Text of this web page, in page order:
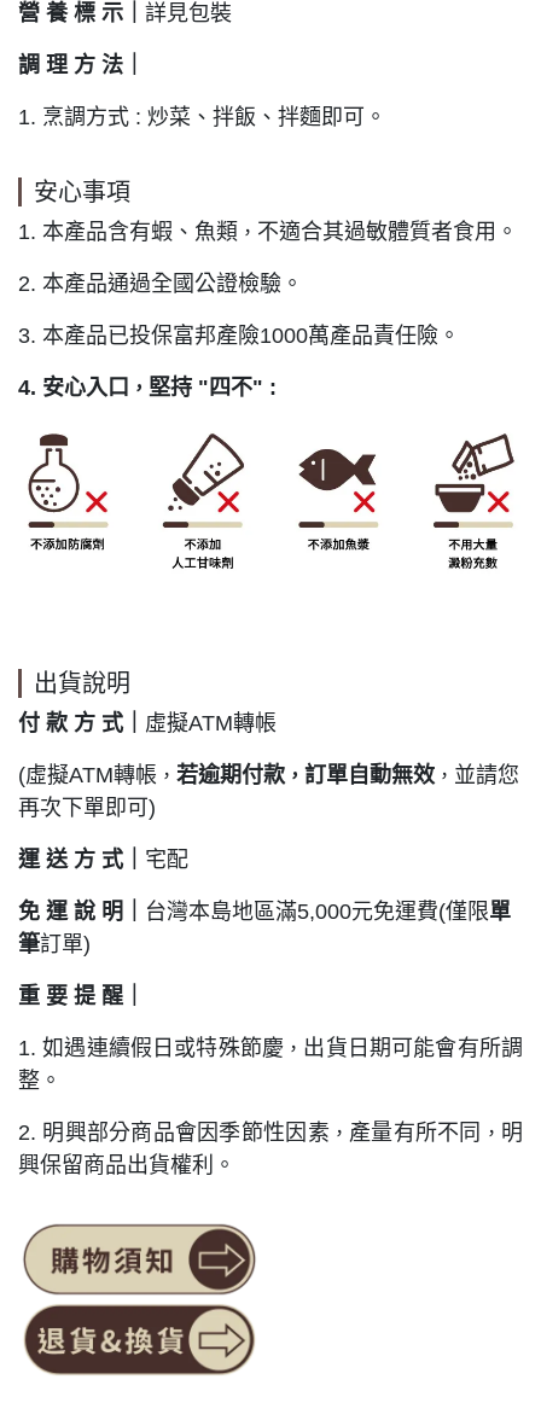
營 養 標 示 詳見包裝
調 理 方 法
1. 烹調方式 : 炒菜、拌飯、拌麵即可。
安心事項
1. 本產品含有蝦、魚類 ， 不適合其過敏體質者食用。
2. 本產品通過全國公證檢驗。
3. 本產品已投保富邦產險1000萬產品責任險。
4. 安心入口 ， 堅持 "四不" :
出貨說明
付 款 方 式｜ 虛擬ATM轉帳
(虛擬ATM轉帳 ， 若逾期付款 ， 訂單自動無效 ， 並請您
再次下單即可)
運 送 方 式｜ 宅配
免 運 說 明｜ 台灣本島地區滿5,000元免運費(僅限單
筆訂單)
重 要 提醒｜
1. 如遇連續假日或特殊節慶 ， 出貨日期可能會有所調
整。
2. 明興部分商品會因季節性因素 ， 產量有所不同 ， 明
興保留商品出貨權利。